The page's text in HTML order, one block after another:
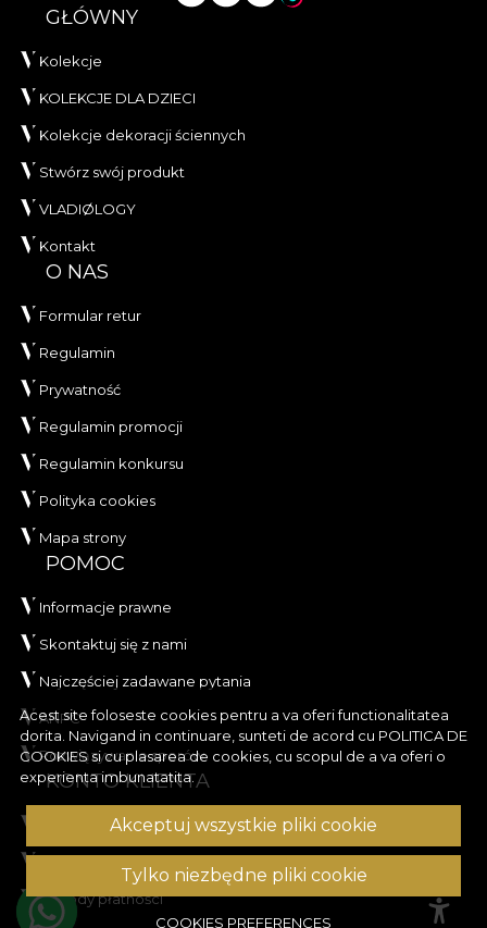
Acest site foloseste cookies pentru a va oferi functionalitatea
dorita. Navigand in continuare, sunteti de acord cu POLITICA DE
COOKIESsi cu plasarea de cookies, cu scopul de a va oferi o
experienta imbunatatita.
Akceptuj wszystkie pliki cookie
Tylko niezbędne pliki cookie
COOKIES PREFERENCES
GŁÓWNY
Kolekcje
KOLEKCJE DLA DZIECI
Kolekcje dekoracji ściennych
Stwórz swój produkt
VLADIØLOGY
Kontakt
O NAS
Formular retur
Regulamin
Prywatność
Regulamin promocji
Regulamin konkursu
Polityka cookies
Mapa strony
POMOC
Informacje prawne
Skontaktuj się z nami
Najczęściej zadawane pytania
ANPC
Rozwiązywanie sporów
KONTO KLIENTA
Historia zamówień
Metody płatności